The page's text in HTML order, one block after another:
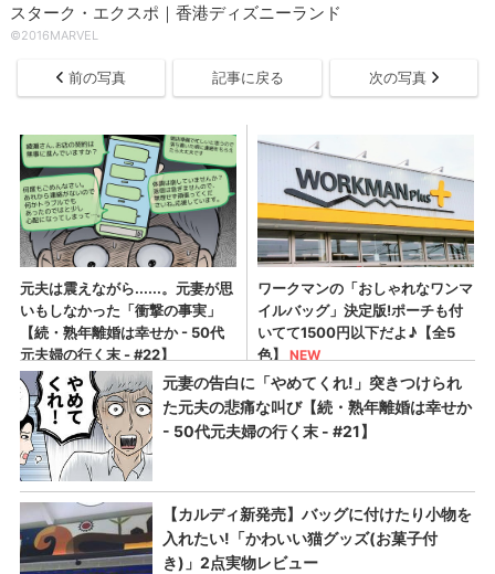
スターク・エクスポ｜香港ディズニーランド
©2016MARVEL
前の写真 記事に戻る 次の写真